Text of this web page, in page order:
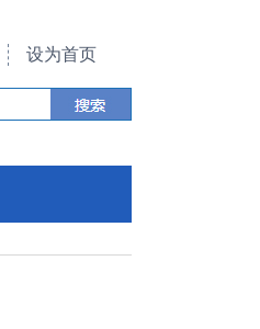
设为首页